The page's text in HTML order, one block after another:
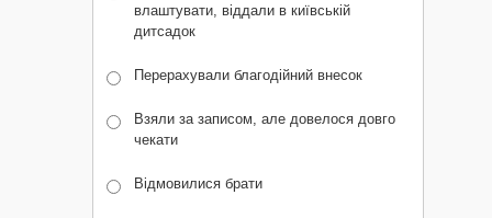
влаштувати, віддали в київській
дитсадок
Перерахували благодійний внесок
Взяли за записом, але довелося довго
чекати
Відмовилися брати